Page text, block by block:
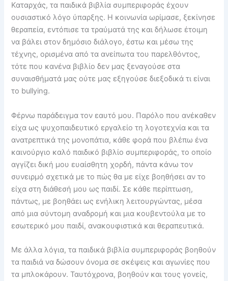
Καταρχάς, τα παιδικά βιβλία συμπεριφοράς έχουν
ουσιαστικό λόγο ύπαρξης. Η κοινωνία ωρίμασε, ξεκίνησε
θεραπεία, εντόπισε τα τραύματά της και δήλωσε έτοιμη
να βάλει στον δημόσιο διάλογο, έστω και μέσω της
τέχνης, ορισμένα από τα ανείπωτα του παρελθόντος,
τότε που κανένα βιβλίο δεν μας ξεναγούσε στα
συναισθήματά μας ούτε μας εξηγούσε διεξοδικά τι είναι
το bullying.
Φέρνω παράδειγμα τον εαυτό μου. Παρόλο που ανέκαθεν
είχα ως ψυχοπαιδευτικό εργαλείο τη λογοτεχνία και τα
ανατρεπτικά της μονοπάτια, κάθε φορά που βλέπω ένα
καινούργιο καλό παιδικό βιβλίο συμπεριφοράς, το οποίο
αγγίζει δική μου ευαίσθητη χορδή, πάντα κάνω τον
συνειρμό σχετικά με το πώς θα με είχε βοηθήσει αν το
είχα στη διάθεσή μου ως παιδί. Σε κάθε περίπτωση,
πάντως, με βοηθάει ως ενήλικη λειτουργώντας, μέσα
από μια σύντομη αναδρομή και μια κουβεντούλα με το
εσωτερικό μου παιδί, ανακουφιστικά και θεραπευτικά.
Με άλλα λόγια, τα παιδικά βιβλία συμπεριφοράς βοηθούν
τα παιδιά να δώσουν όνομα σε σκέψεις και αγωνίες που
τα μπλοκάρουν. Ταυτόχρονα, βοηθούν και τους γονείς,